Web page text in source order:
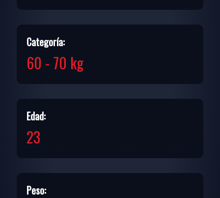
Categoría:
60 - 70 kg
Edad:
23
Peso: